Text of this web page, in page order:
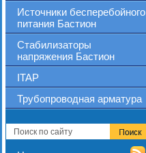
Источники бесперебойного
питания Бастион
Стабилизаторы
напряжения Бастион
ITAP
Трубопроводная арматура